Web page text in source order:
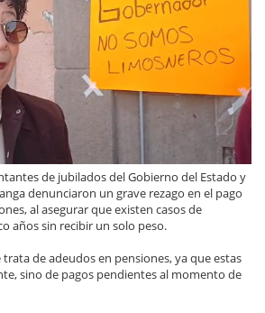
de jubilados del Gobierno del Estado y
denunciaron un grave rezago en el pago
al asegurar que existen casos de
años sin recibir un solo peso.
de adeudos en pensiones, ya que estas
sino de pagos pendientes al momento de